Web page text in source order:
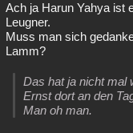
Ach ja Harun Yahya ist
Leugner.
Muss man sich
Lamm?
Das hat ja nicht mal
Ernst dort an den
Man oh man.